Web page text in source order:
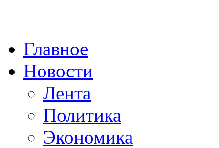
Главное
Новости
Лента
Политика
Экономика